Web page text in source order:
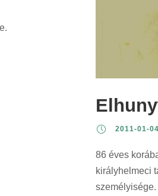
2011-01-04
86 éves
királyhelmeci